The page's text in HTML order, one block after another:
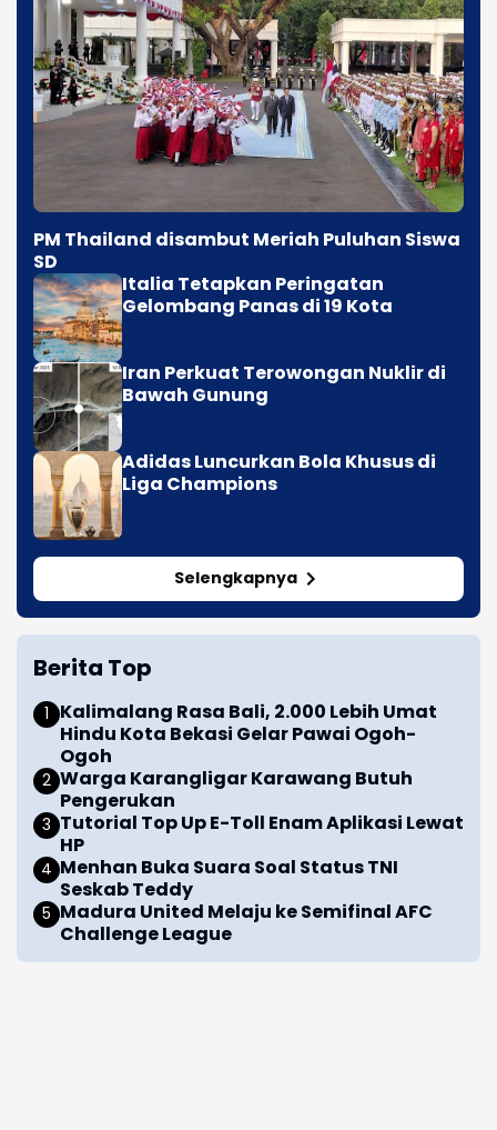
PM Thailand disambut Meriah Puluhan Siswa
SD
Italia Tetapkan Peringatan
Gelombang Panas di 19 Kota
Iran Perkuat Terowongan Nuklir di
Bawah Gunung
Adidas Luncurkan Bola Khusus di
Liga Champions
Selengkapnya
Berita Top
Kalimalang Rasa Bali, 2.000 Lebih Umat
Hindu Kota Bekasi Gelar Pawai Ogoh-
Ogoh
Warga Karangligar Karawang Butuh
Pengerukan
Tutorial Top Up E-Toll Enam Aplikasi Lewat
HP
Menhan Buka Suara Soal Status TNI
Seskab Teddy
Madura United Melaju ke Semifinal AFC
Challenge League